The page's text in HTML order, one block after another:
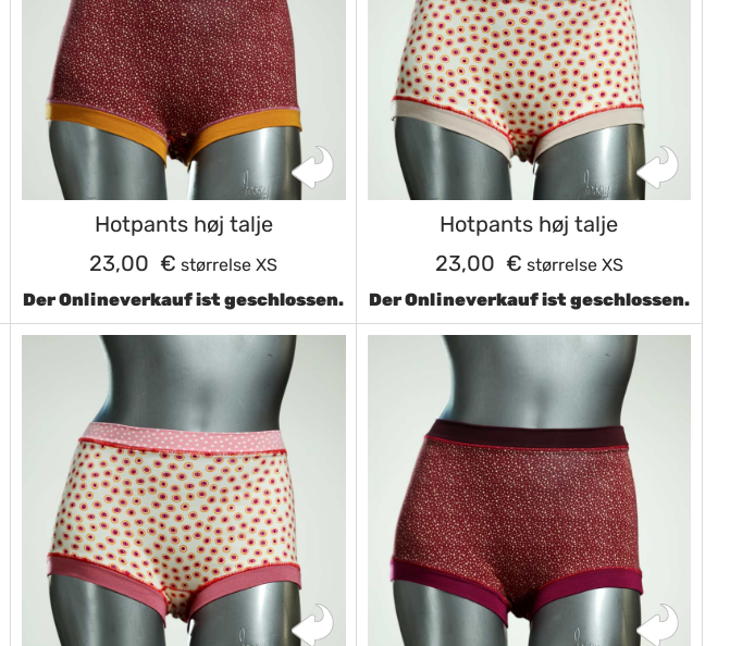
Hotpants høj talje
23,00 € størrelse XS
Der Onlineverkauf ist geschlossen.
Hotpants høj talje
23,00 € størrelse XS
Der Onlineverkauf ist geschlossen.